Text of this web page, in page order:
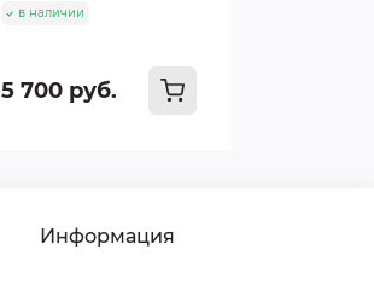
в наличии
5 700 руб.
Информация